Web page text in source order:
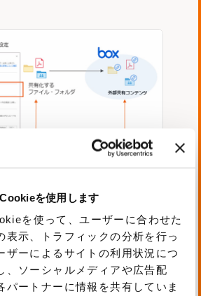
を使用します
を使って、ユーザーに合わせた
表示、トラフィックの分析を行っ
ザーによるサイトの利用状況につ
、ソーシャルメディアや広告配
パートナーに情報を共有していま
して監視し、パスワード
ていないフォルダとファイ